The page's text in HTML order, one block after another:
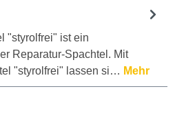
"styrolfrei" ist ein
Reparatur-Spachtel. Mit
"styrolfrei" lassen si… Mehr